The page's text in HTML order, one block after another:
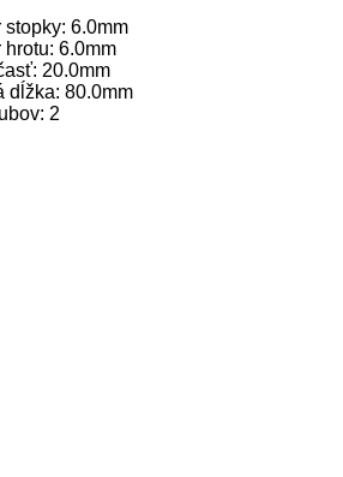
stopky: 6.0mm
hrotu: 6.0mm
20.0mm
dĺžka: 80.0mm
2